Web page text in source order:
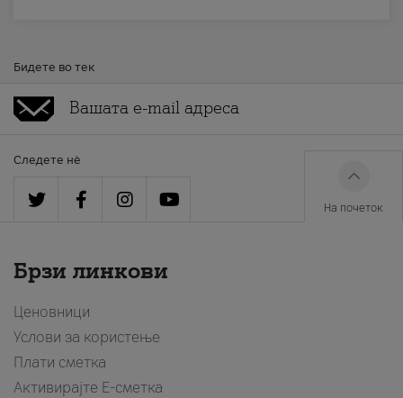
Бидете во тек
Следете нè
На почеток
Брзи линкови
Ценовници
Услови за користење
Плати сметка
Активирајте Е-сметка